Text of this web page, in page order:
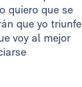
quiero que se
que yo triunfe
voy al mejor